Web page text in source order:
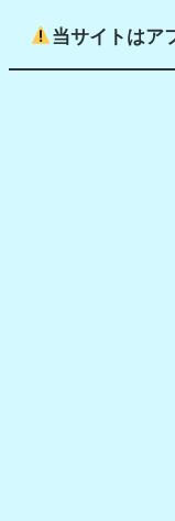
当サイトはア